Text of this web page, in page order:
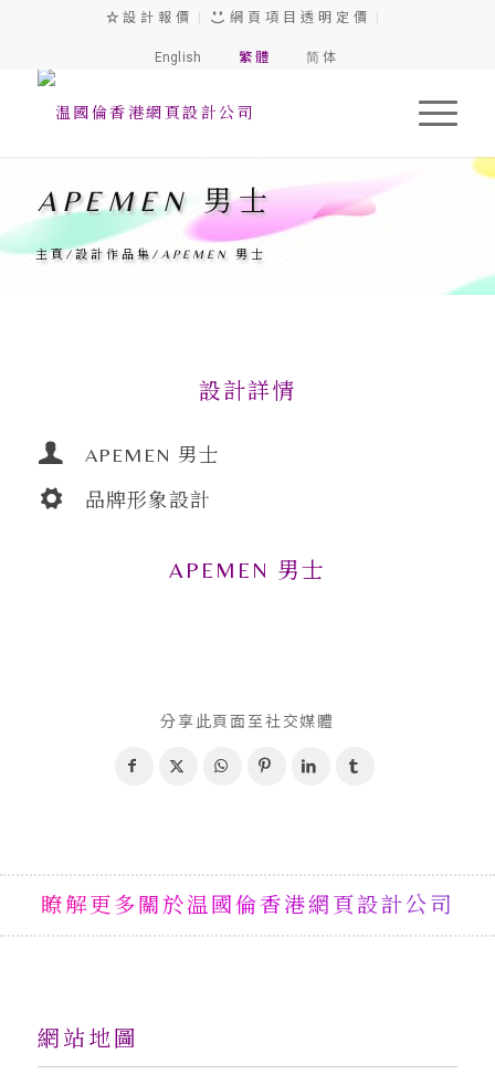
設 計 報 價 網 頁 項 目 透 明 定 價
English 繁 體 简 体
APEMEN 男士
主頁/ 設計作品集 / APEMEN 男士
設計詳情
APEMEN 男士
品牌形象設計
APEMEN 男士
分享此頁面至社交媒體
瞭解更多關於温國倫香港網頁設計公司
網站地圖